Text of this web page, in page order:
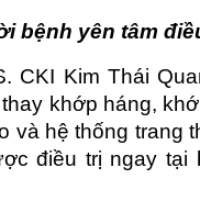
bệnh yên tâm
CKI Kim Thái
khớp háng,
và hệ thống trang
điều trị ngay tại